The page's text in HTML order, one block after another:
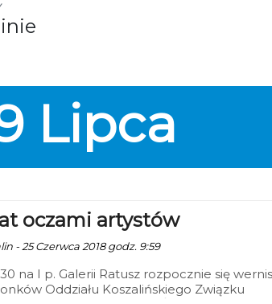
Lipca
oczami artystów
- 25 Czerwca 2018 godz. 9:59
na I p. Galerii Ratusz rozpocznie się
Oddziału Koszalińskiego Związku